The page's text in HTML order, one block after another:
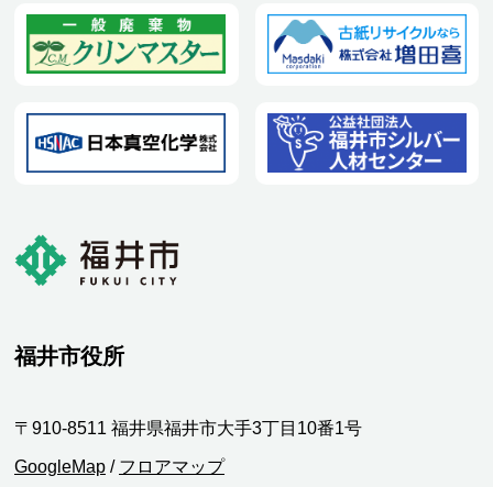
福井市役所
〒910-8511 福井県福井市大手3丁目10番1号
GoogleMap / フロアマップ